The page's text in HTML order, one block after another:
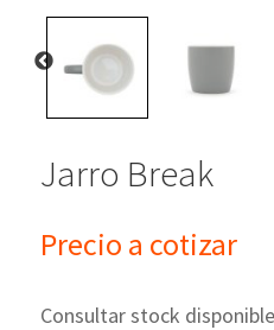
Jarro Break
Precio a cotizar
Consultar stock